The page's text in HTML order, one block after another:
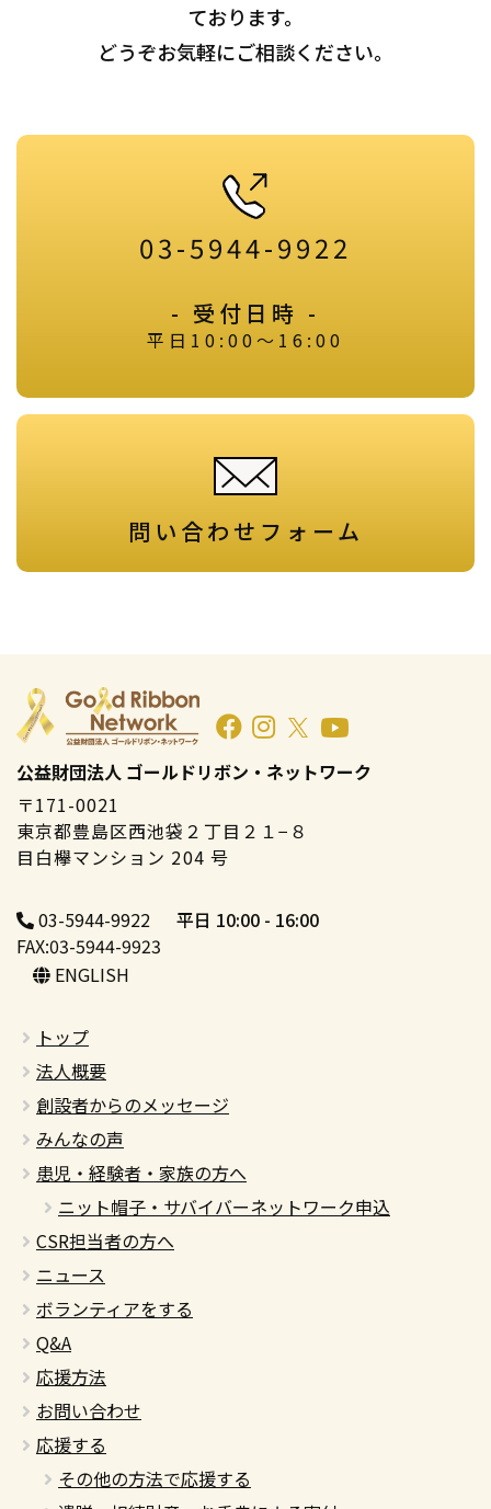
ております。
どうぞお気軽にご相談ください。
03-5944-9922
- 受付日時 -
平日10:00～16:00
問い合わせフォーム
公益財団法人 ゴールドリボン・ネットワーク
〒171-0021
東京都豊島区西池袋２丁目２１−８
目白欅マンション 204 号
03-5944-9922
平日 10:00 - 16:00
FAX:03-5944-9923
ENGLISH
トップ
法人概要
創設者からのメッセージ
みんなの声
患児・経験者・家族の方へ
ニット帽子・サバイバーネットワーク申込
CSR担当者の方へ
ニュース
ボランティアをする
Q&A
応援方法
お問い合わせ
応援する
その他の方法で応援する